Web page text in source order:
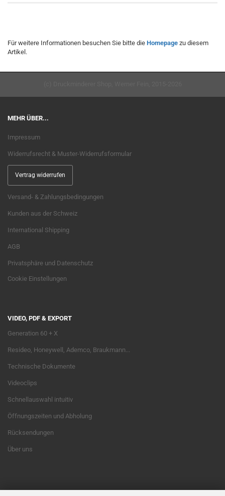
Für weitere Informationen besuchen Sie bitte die Homepage zu diesem
Artikel.
MEHR ÜBER...
Impressum
Widerrufsrecht & Muster-Widerrufsformular
Vertrag widerrufen
Versand- & Zahlungsbedingungen
Kunden aus der Schweiz
International Shipping
AGB
Privatsphäre und Datenschutz
Cookie Einstellungen
VIDEO, PDF & EXPORT
Generation 60 + X
Resideo, Honeywell, Ademco, Braukmann...
Technische Dokumente
Videoclips
Schnellauswahl intuitiv
Öffnungszeiten und Abholung
Rücksendungen
Über uns